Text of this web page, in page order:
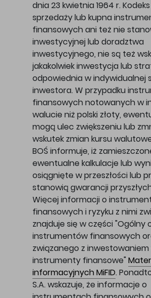
dnia 23 kwietnia 1964 r.
sprzedaży lub kupna
finansowych ani też nie
inwestycyjnej lub doradztwa
inwestycyjnego, nie są też
jakakolwiek inwestycja lub
odpowiednia w indywidualnej
inwestora. W przypadku
finansowych notowanych w
walucie niż polski złoty,
mogą ulec zwiększeniu lub
wskutek zmian kursu
BOŚ informuje, iż
ewentualne kalkulacje lub
osiągnięte w przeszłości lub
stanowią gwarancji
Więcej informacji o
finansowych i ryzyku z nimi
znajduje się w części "Ogólny
instrumentów finansowych
związanego z inwestowaniem
instrumenty finansowe"
informacyjnych MiFID.
S.A. wskazuje, że informacje o